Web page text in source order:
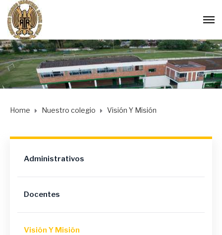
Home Nuestro colegio Visión Y Misión
Administrativos
Docentes
Visión Y Misión